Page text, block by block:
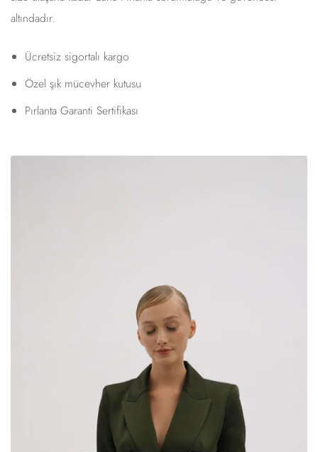
altındadır.
Ücretsiz sigortalı kargo
Özel şık mücevher kutusu
Pırlanta Garanti Sertifikası